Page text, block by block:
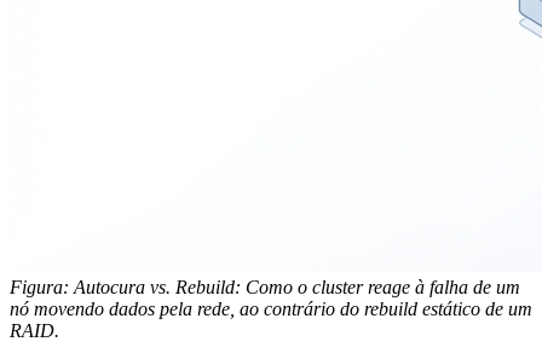
Figura: Autocura vs. Rebuild: Como o cluster reage à falha de um
nó movendo dados pela rede, ao contrário do rebuild estático de um
RAID.